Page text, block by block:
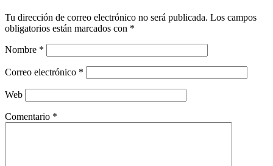
Tu dirección de correo electrónico no será publicada. Los campos
obligatorios están marcados con *
Nombre *
Correo electrónico *
Web
Comentario *